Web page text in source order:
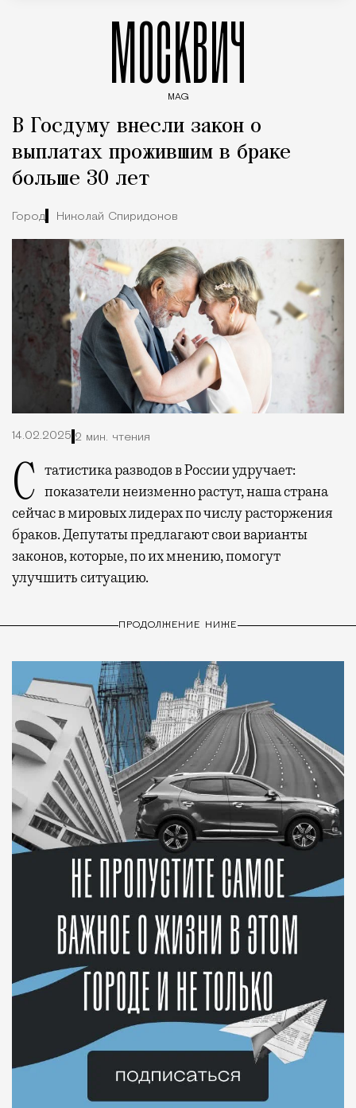
МОСКВИЧ
MAG
В Госдуму внесли закон о
выплатах прожившим в браке
больше 30 лет
Город Николай Спиридонов
14.02.2025 2 мин. чтения
Статистика разводов в России удручает: показатели неизменно растут, наша страна
сейчас в мировых лидерах по числу расторжения
браков. Депутаты предлагают свои варианты
законов, которые, по их мнению, помогут
улучшить ситуацию.
ПРОДОЛЖЕНИЕ НИЖЕ